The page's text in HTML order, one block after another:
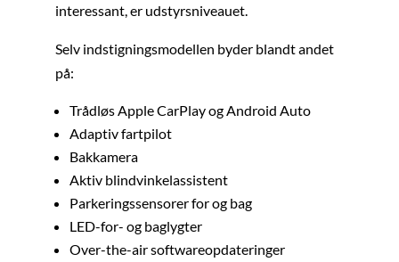
interessant, er udstyrsniveauet.
Selv indstigningsmodellen byder blandt andet
på:
Trådløs Apple CarPlay og Android Auto
Adaptiv fartpilot
Bakkamera
Aktiv blindvinkelassistent
Parkeringssensorer for og bag
LED-for- og baglygter
Over-the-air softwareopdateringer